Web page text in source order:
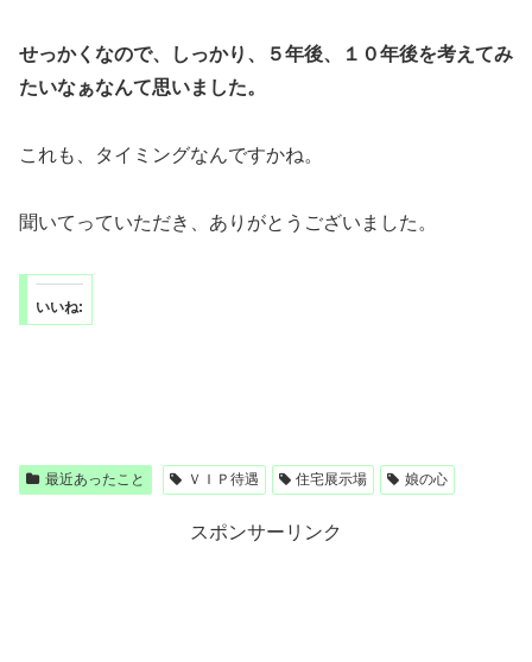
せっかくなので、しっかり、５年後、１０年後を考えてみ
たいなぁなんて思いました。
これも、タイミングなんですかね。
聞いてっていただき、ありがとうございました。
いいね:
最近あったこと ＶＩＰ待遇 住宅展示場 娘の心
スポンサーリンク